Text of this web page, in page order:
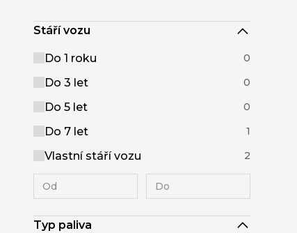
Stáří vozu
Do 1 roku 0
Do 3 let 0
Do 5 let 0
Do 7 let 1
Vlastní stáří vozu 2
Typ paliva